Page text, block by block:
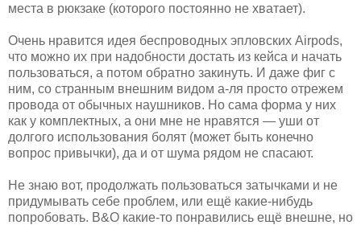
места в рюкзаке (которого постоянно не хватает).
Очень нравится идея беспроводных эпловских Airpods,
что можно их при надобности достать из кейса и начать
пользоваться, а потом обратно закинуть. И даже фиг с
ним, со странным внешним видом а-ля просто отрежем
провода от обычных наушников. Но сама форма у них
как у комплектных, а они мне не нравятся — уши от
долгого использования болят (может быть конечно
вопрос привычки), да и от шума рядом не спасают.
Не знаю вот, продолжать пользоваться затычками и не
придумывать себе проблем, или ещё какие-нибудь
попробовать. B&O какие-то понравились ещё внешне, но